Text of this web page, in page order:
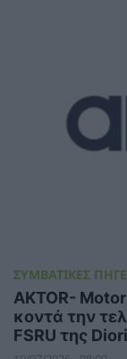
ΣΥΜΒΑΤΙΚΕΣ
ΑKTOR-
κοντά την
FSRU της